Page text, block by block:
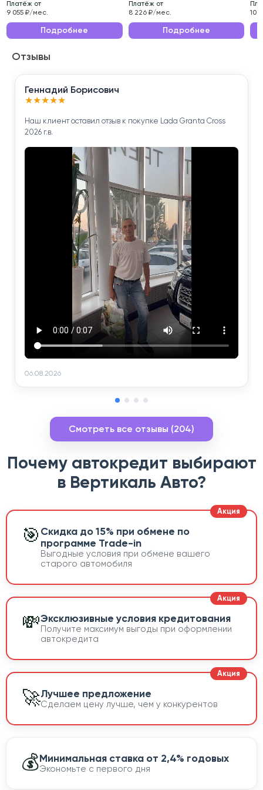
проверено нашими специалистами.
Эксплуатационные характеристики данного
ежедневных поездок по городу и длительных
путешествий.
Приобретая Ford ECOSPORT 2018 года , вы
повседневных задач.
Платёж от
9 055 ₽/мес.
Подробнее
Платёж от
8 226 ₽/мес.
Подробнее
10
Отзывы
Геннадий Борисович
★★★★★
Наш клиент оставил отзыв к покупке Lada Granta Cross
2026 г.в.
06.08.2026
Смотреть все отзывы (204)
Почему автокредит выбирают
в Вертикаль Авто?
🎯 Скидка до 15% при обмене по
программе Trade-in
Выгодные условия при обмене вашего
старого автомобиля
💸Эксклюзивные условия кредитования
Получите максимум выгоды при оформлении
автокредита
🚀Лучшее предложение
Сделаем цену лучше, чем у конкурентов
💰Минимальная ставка от 2,4% годовых
Экономьте с первого дня